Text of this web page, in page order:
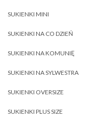
SUKIENKI MINI
SUKIENKI NA CO DZIEŃ
SUKIENKI NA KOMUNIĘ
SUKIENKI NA SYLWESTRA
SUKIENKI OVERSIZE
SUKIENKI PLUS SIZE